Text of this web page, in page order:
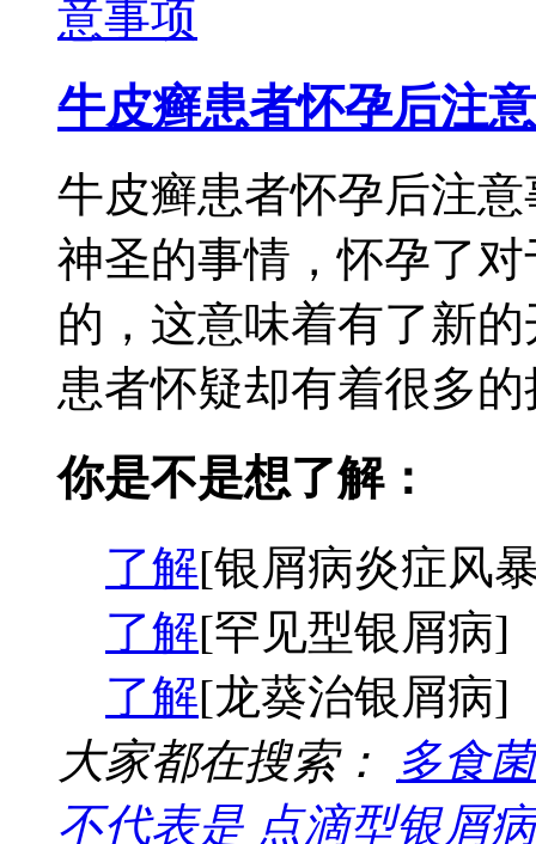
牛皮癣患者怀孕后注意
牛皮癣患者怀孕后注
神圣的事情，怀孕了
的，这意味着有了新
患者怀疑却有着很多
你是不是想了解：
了解[银屑病炎症风
了解[罕见型银屑病]
了解[龙葵治银屑病]
大家都在搜索：
多食
不代表是 点滴型银屑